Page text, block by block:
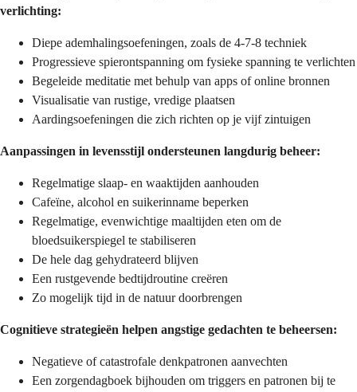
verlichting:
Diepe ademhalingsoefeningen, zoals de 4-7-8 techniek
Progressieve spierontspanning om fysieke spanning te verlichten
Begeleide meditatie met behulp van apps of online bronnen
Visualisatie van rustige, vredige plaatsen
Aardingsoefeningen die zich richten op je vijf zintuigen
Aanpassingen in levensstijl ondersteunen langdurig beheer:
Regelmatige slaap- en waaktijden aanhouden
Cafeïne, alcohol en suikerinname beperken
Regelmatige, evenwichtige maaltijden eten om de
bloedsuikerspiegel te stabiliseren
De hele dag gehydrateerd blijven
Een rustgevende bedtijdroutine creëren
Zo mogelijk tijd in de natuur doorbrengen
Cognitieve strategieën helpen angstige gedachten te beheersen:
Negatieve of catastrofale denkpatronen aanvechten
Een zorgendagboek bijhouden om triggers en patronen bij te